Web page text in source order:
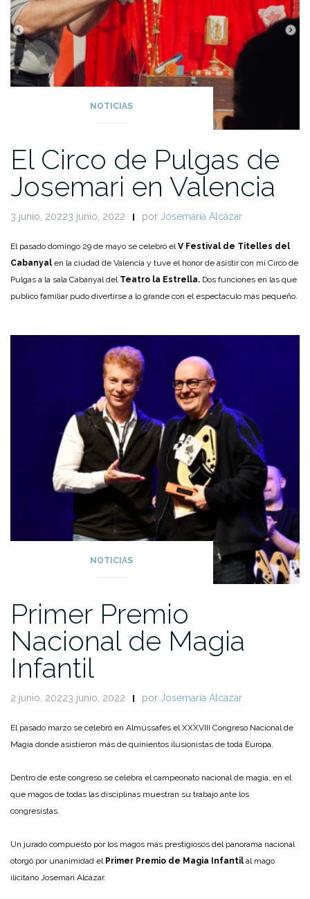
NOTICIAS
El Circo de Pulgas de
Josemari en Valencia
3 junio, 20223 junio, 2022 por Josemaría Alcázar
El pasado domingo 29 de mayo se celebró elV Festival de Titelles del
Cabanyal en la ciudad de Valencia y tuve el honor de asistir con mi Circo de
Pulgas a la sala Cabanyal del Teatro la Estrella. Dos funciones en las que
publico familiar pudo divertirse a lo grande con el espectáculo más pequeño.
NOTICIAS
Primer Premio
Nacional de Magia
Infantil
2 junio, 20223 junio, 2022 por Josemaría Alcázar
El pasado marzo se celebró en Almussafes el XXXVIII Congreso Nacional de
Magia donde asistieron más de quinientos ilusionistas de toda Europa.
Dentro de este congreso se celebra el campeonato nacional de magia, en el
que magos de todas las disciplinas muestran su trabajo ante los
congresistas.
Un jurado compuesto por los magos más prestigiosos del panorama nacional
otorgó por unanimidad el Primer Premio de Magia Infantil al mago
ilicitano Josemari Alcázar.